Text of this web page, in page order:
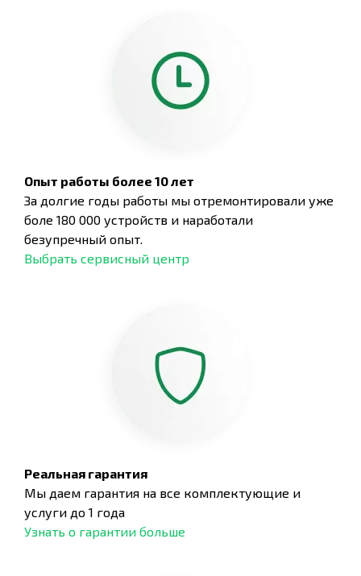
Опыт работы более 10 лет
За долгие годы работы мы отремонтировали уже
боле 180 000 устройств и наработали
безупречный опыт.
Выбрать сервисный центр
Реальная гарантия
Мы даем гарантия на все комплектующие и
услуги до 1 года
Узнать о гарантии больше